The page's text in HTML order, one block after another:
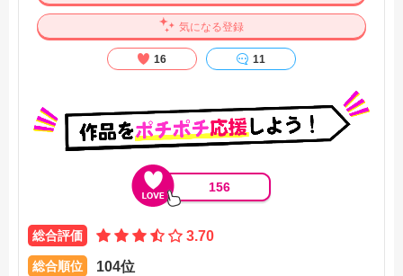
気になる登録
16 11
156
総合評価 3.70
総合順位 104位